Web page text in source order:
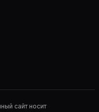
сайт носит